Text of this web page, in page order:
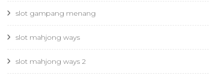
slot gampang menang
slot mahjong ways
slot mahjong ways 2